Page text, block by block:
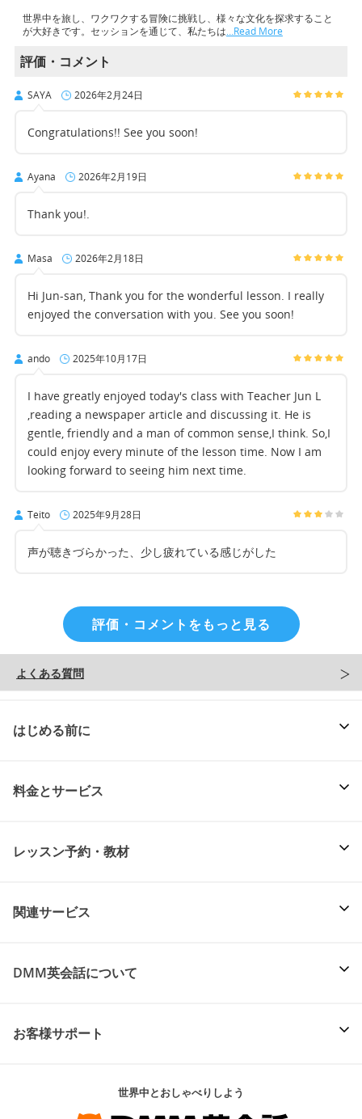
世界中を旅し、ワクワクする冒険に挑戦し、様々な文化を探求すること
が大好きです。セッションを通じて、私たちは…Read More
評価・コメント
SAYA 2026年2月24日
Congratulations!! See you soon!
Ayana 2026年2月19日
Thank you!.
Masa 2026年2月18日
Hi Jun-san, Thank you for the wonderful lesson. I really
enjoyed the conversation with you. See you soon!
ando 2025年10月17日
I have greatly enjoyed today's class with Teacher Jun L
,reading a newspaper article and discussing it. He is
gentle, friendly and a man of common sense,I think. So,I
could enjoy every minute of the lesson time. Now I am
looking forward to seeing him next time.
Teito 2025年9月28日
声が聴きづらかった、少し疲れている感じがした
評価・コメントをもっと見る
よくある質問
はじめる前に
料金とサービス
レッスン予約・教材
関連サービス
DMM英会話について
お客様サポート
世界中とおしゃべりしよう